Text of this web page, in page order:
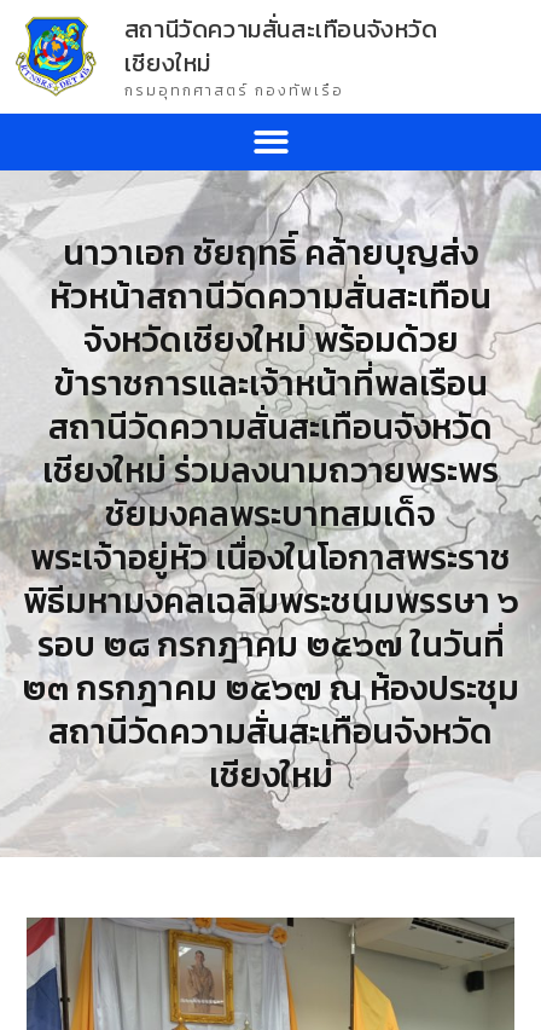
สถานีวัดความสั่นสะเทือนจังหวัด
เชียงใหม่
กรมอุทกศาสตร์ กองทัพเรือ
นาวาเอก ชัยฤทธิ์ คล้ายบุญส่ง
หัวหน้าสถานีวัดความสั่นสะเทือน
จังหวัดเชียงใหม่ พร้อมด้วย
ข้าราชการและเจ้าหน้าที่พลเรือน
สถานีวัดความสั่นสะเทือนจังหวัด
เชียงใหม่ ร่วมลงนามถวายพระพร
ชัยมงคลพระบาทสมเด็จ
พระเจ้าอยู่หัว เนื่องในโอกาสพระราช
พิธีมหามงคลเฉลิมพระชนมพรรษา ๖
รอบ ๒๘ กรกฎาคม ๒๕๖๗ ในวันที่
๒๓ กรกฎาคม ๒๕๖๗ ณ ห้องประชุม
สถานีวัดความสั่นสะเทือนจังหวัด
เชียงใหม่